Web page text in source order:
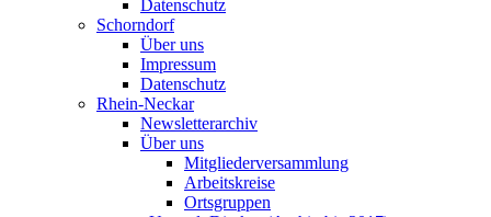
Datenschutz
Schorndorf
Über uns
Impressum
Datenschutz
Rhein-Neckar
Newsletterarchiv
Über uns
Mitgliederversammlung
Arbeitskreise
Ortsgruppen